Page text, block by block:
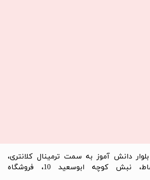
دانش آموز به سمت ترمینال کلانتری،
دولت آباد، خیابان نشاط، نبش کوچه ابوسعید 10، فروشگاه